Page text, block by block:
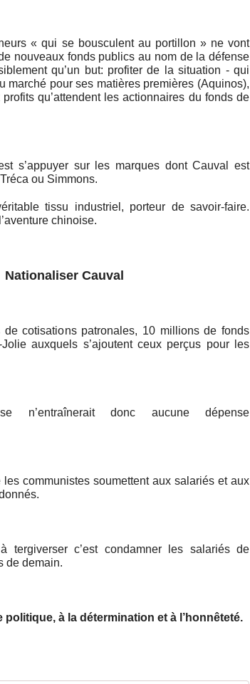
« qui se bousculent au portillon » ne vont
nouveaux fonds publics au nom de la défense
qu’un but: profiter de la situation - qui
marché pour ses matières premières (Aquinos),
qu’attendent les actionnaires du fonds de
s’appuyer sur les marques dont Cauval est
ou Simmons.
tissu industriel, porteur de savoir-faire.
chinoise.
Nationaliser Cauval
cotisations patronales, 10 millions de fonds
auxquels s’ajoutent ceux perçus pour les
n’entraînerait donc aucune dépense
les communistes soumettent aux salariés et aux
tergiverser c’est condamner les salariés de
de demain.
politique, à la détermination et à l’honnêteté.